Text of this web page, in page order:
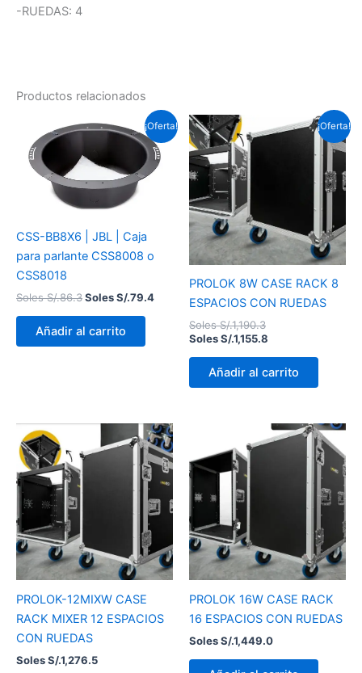
-RUEDAS: 4
Productos relacionados
¡Oferta!
CSS-BB8X6 | JBL | Caja
para parlante CSS8008 o
CSS8018
Soles S/.86.3
El
precio
era:
Soles
S/.86.3.
Soles S/.79.4
El
precio
actual
es:
Soles
Añadir al carrito
¡Oferta!
PROLOK 8W CASE RACK 8
ESPACIOS CON RUEDAS
Soles S/.1,190.3
precio
Soles S/.1,155.8
precio
Añadir al carrito
PROLOK-12MIXW CASE
RACK MIXER 12 ESPACIOS
CON RUEDAS
Soles S/.1,276.5
PROLOK 16W CASE RACK
16 ESPACIOS CON RUEDAS
Soles S/.1,449.0